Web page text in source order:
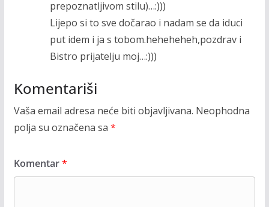
prepoznatljivom stilu)…:)))
Lijepo si to sve dočarao i nadam se da iduci
put idem i ja s tobom.heheheheh,pozdrav i
Bistro prijatelju moj…:)))
Komentariši
Vaša email adresa neće biti objavljivana. Neophodna
polja su označena sa *
Komentar*